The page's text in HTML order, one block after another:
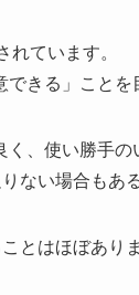
ています。
きる」ことを
、使い勝手の
ない場合もあ
とはほぼありま